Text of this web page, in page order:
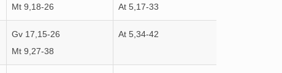
Mt 9,18-26 At 5,17-33
Gv 17,15-26
Mt 9,27-38
At 5,34-42